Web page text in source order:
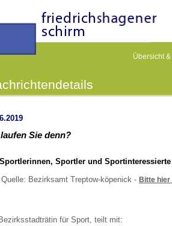
Übersicht
Sie denn?
Sportler und
Bezirksamt Treptow-köpenick - Bitte
für Sport, teilt mit: